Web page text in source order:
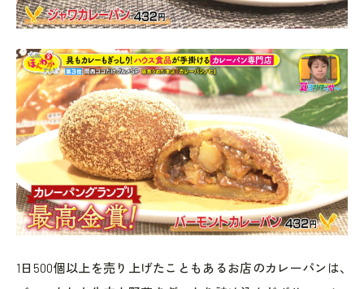
1日500個以上を売り上げたこともあるお店のカレーパンは、